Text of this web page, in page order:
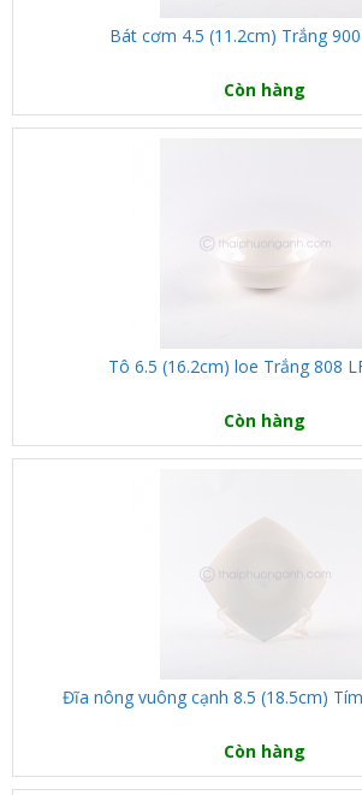
Bát cơm 4.5 (11.2cm) Trắng
Còn hàng
Tô 6.5 (16.2cm) loe Trắng 808
Còn hàng
Đĩa nông vuông cạnh 8.5 (18.5cm)
Còn hàng